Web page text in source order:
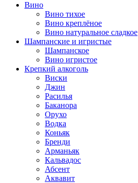
Вино
Вино тихое
Вино креплёное
Вино натуральное сладкое
Шампанские и игристые
Шампанское
Вино игристое
Крепкий алкоголь
Виски
Джин
Расилья
Баканора
Орухо
Водка
Коньяк
Бренди
Арманьяк
Кальвадос
Абсент
Аквавит